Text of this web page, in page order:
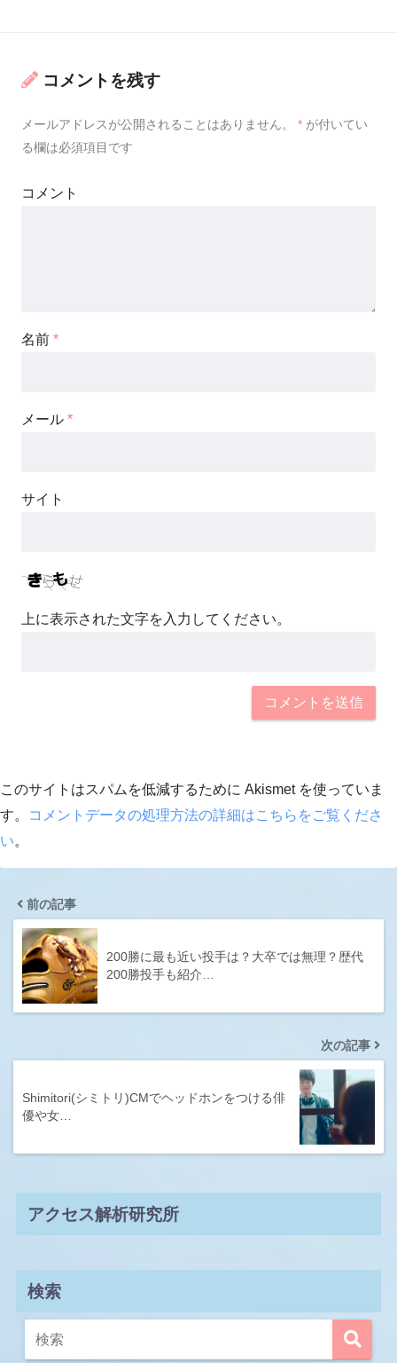
コメントを残す
メールアドレスが公開されることはありません。 * が付いてい
る欄は必須項目です
コメント
名前 *
メール *
サイト
上に表示された文字を入力してください。
このサイトはスパムを低減するために Akismet を使っていま
す。
コメントデータの処理方法の詳細はこちらをご覧くださ
い。
前の記事
200勝に最も近い投手は？大卒では無理？歴代
200勝投手も紹介…
次の記事
Shimitori(シミトリ)CMでヘッドホンをつける俳
優や女…
アクセス解析研究所
検索